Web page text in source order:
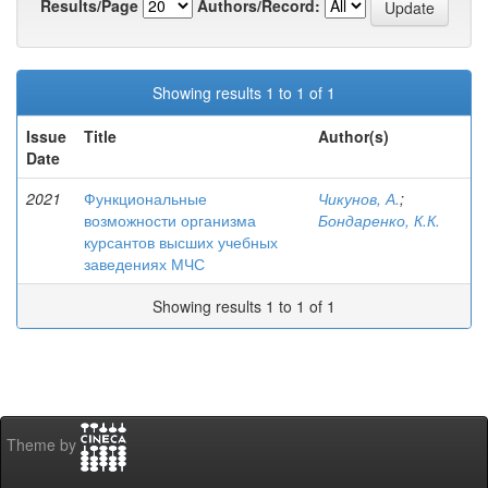
Results/Page
Authors/Record:
Showing results 1 to 1 of 1
Issue
Date
Title Author(s)
2021
Функциональные
возможности организма
курсантов высших учебных
заведениях МЧС
Чикунов, А.;
Бондаренко, К.К.
Showing results 1 to 1 of 1
Theme by